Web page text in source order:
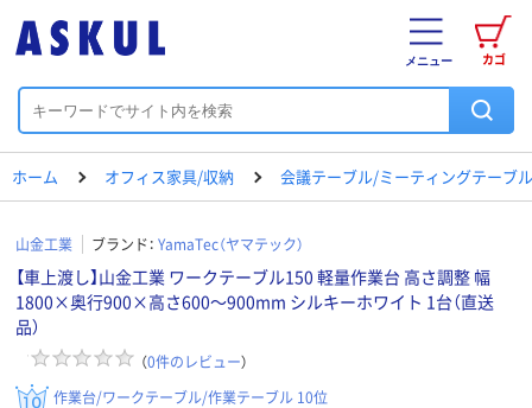
カゴ
メニュー
ホーム オフィス家具/収納 会議テーブル/ミーティングテーブル
山金工業 ブランド： YamaTec（ヤマテック）
【車上渡し】山金工業 ワークテーブル150 軽量作業台 高さ調整 幅
1800×奥行900×高さ600～900mm シルキーホワイト 1台（直送
品）
（0件のレビュー）
作業台/ワークテーブル/作業テーブル 10位